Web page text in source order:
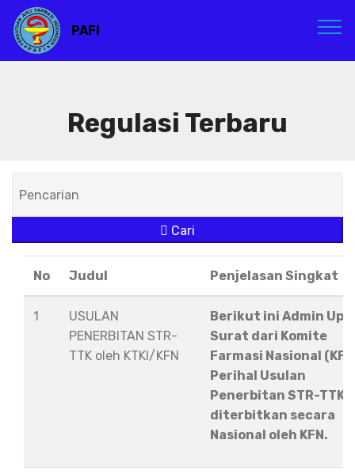
PAFI
Regulasi Terbaru
Cari
No Judul Penjelasan Singkat
1
USULAN
PENERBITAN STR-
TTK oleh KTKI/KFN
Berikut ini Admin
Surat dari Komite
Farmasi Nasional
Perihal Usulan
Penerbitan STR-TTK
diterbitkan secara
Nasional oleh KFN.